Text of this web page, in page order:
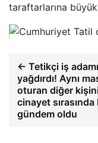
taraftarlarına
← Tetikçi iş
yağdırdı! Aynı
oturan diğer
cinayet
gündem oldu